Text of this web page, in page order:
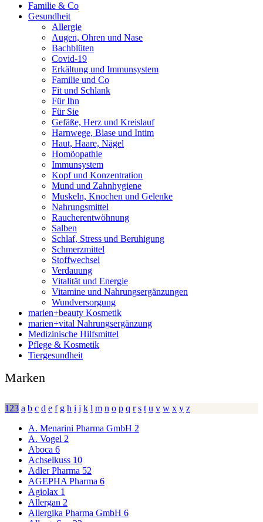
Familie & Co
Gesundheit
Allergie
Augen, Ohren und Nase
Bachblüten
Covid-19
Erkältung und Immunsystem
Familie und Co
Fit und Schlank
Für Ihn
Für Sie
Gefäße, Herz und Kreislauf
Harnwege, Blase und Intim
Haut, Haare, Nägel
Homöopathie
Immunsystem
Kopf und Konzentration
Mund und Zahnhygiene
Muskeln, Knochen und Gelenke
Nahrungsmittel
Raucherentwöhnung
Salben
Schlaf, Stress und Beruhigung
Schmerzmittel
Stoffwechsel
Verdauung
Vitalität und Energie
Vitamine und Nahrungsergänzungen
Wundversorgung
marien+beauty Kosmetik
marien+vital Nahrungsergänzung
Medizinische Hilfsmittel
Pflege & Kosmetik
Tiergesundheit
Marken
123 a b c d e f g h i j k l m n o p q r s t u v w x y z
A. Menarini Pharma GmbH 2
A. Vogel 2
Aboca 6
Achselkuss 10
Adler Pharma 52
AGEPHA Pharma 6
Agiolax 1
Allergan 2
Allergika Pharma GmbH 6